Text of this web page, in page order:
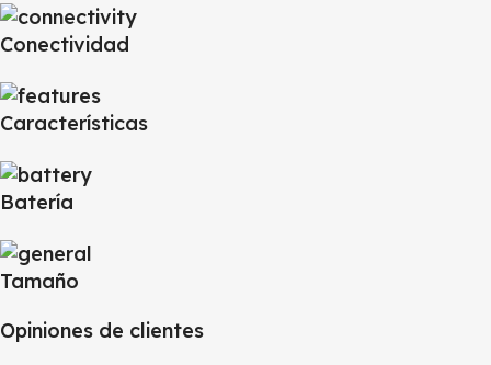
Conectividad
Características
Batería
Tamaño
Opiniones de clientes